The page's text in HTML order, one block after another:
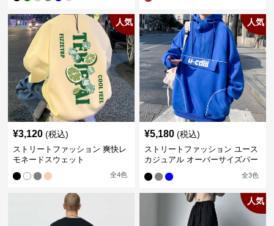
人気
¥3,120 (税込)
ストリートファッション 爽快レ
モネードスウェット
全4色
人気
¥5,180 (税込)
ストリートファッション ユース
カジュアル オーバーサイズパー
全3色
人気